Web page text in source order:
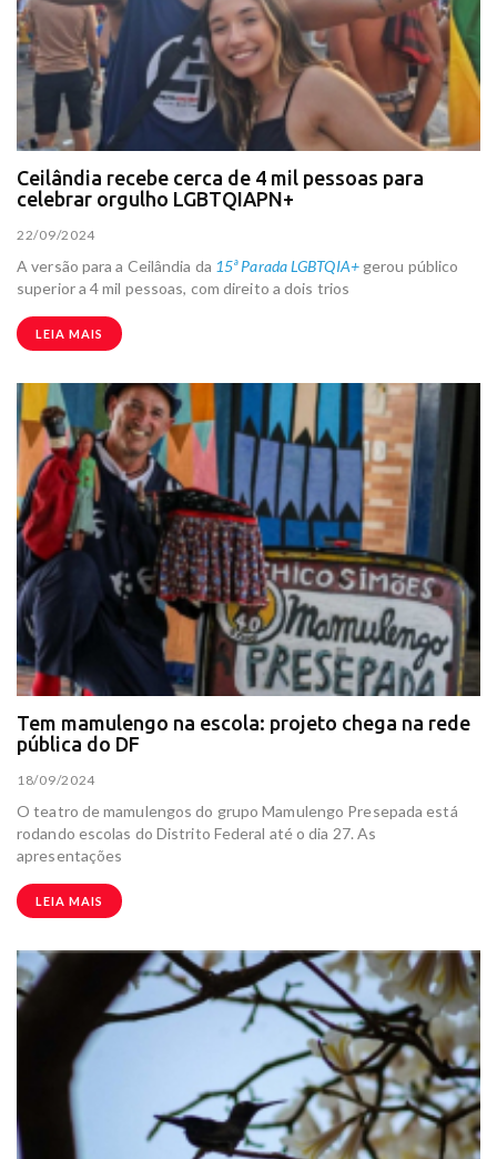
Ceilândia recebe cerca de 4 mil pessoas para
celebrar orgulho LGBTQIAPN+
22/09/2024
A versão para a Ceilândia da 15ª Parada LGBTQIA+gerou público
superior a 4 mil pessoas, com direito a dois trios
LEIA MAIS
Tem mamulengo na escola: projeto chega na rede
pública do DF
18/09/2024
O teatro de mamulengos do grupo Mamulengo Presepada está
rodando escolas do Distrito Federal até o dia 27. As
apresentações
LEIA MAIS